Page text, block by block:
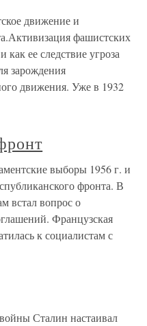
движение и
фашистских
как ее следствие угроза
зарождения
движения. Уже в 1932
выборы 1956 г. и
фронта. В
встал вопрос о
Французская
к социалистам с
Сталин настаивал